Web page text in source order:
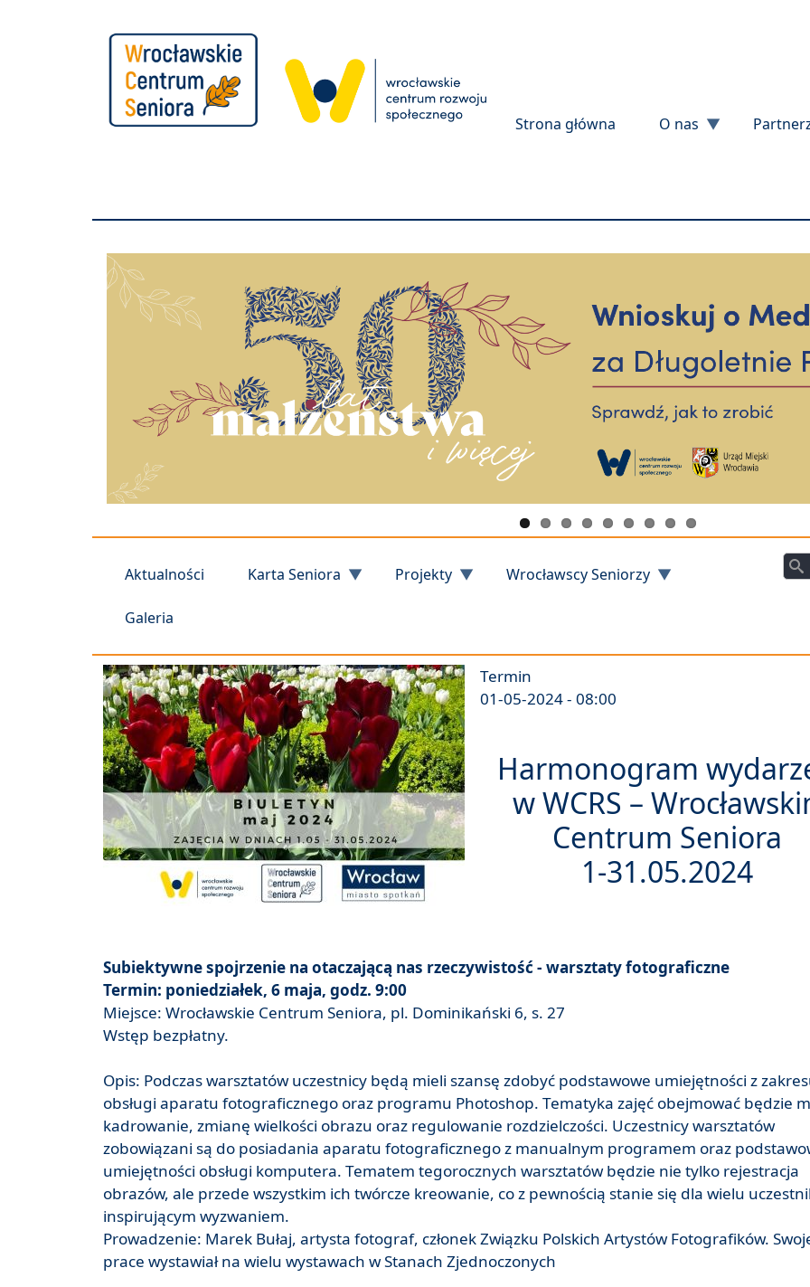
Strona główna O nas
Aktualności Karta Seniora Projekty Wrocławscy Seniorzy
Galeria
Termin
01-05-2024 - 08:00
Harmonogram
w WCRS –
Centrum Seniora
1-31.05.2024
Subiektywne spojrzenie na otaczającą nas rzeczywistość - warsztaty fotograficzne
Termin: poniedziałek, 6 maja, godz. 9:00
Miejsce: Wrocławskie Centrum Seniora, pl. Dominikański 6, s. 27
Wstęp bezpłatny.
Opis: Podczas warsztatów uczestnicy będą mieli szansę zdobyć podstawowe umiejętności z
obsługi aparatu fotograficznego oraz programu Photoshop. Tematyka zajęć obejmować będzie
kadrowanie, zmianę wielkości obrazu oraz regulowanie rozdzielczości. Uczestnicy warsztatów
zobowiązani są do posiadania aparatu fotograficznego z manualnym programem oraz
umiejętności obsługi komputera. Tematem tegorocznych warsztatów będzie nie tylko rejestracja
obrazów, ale przede wszystkim ich twórcze kreowanie, co z pewnością stanie się dla wielu
inspirującym wyzwaniem.
Prowadzenie: Marek Bułaj, artysta fotograf, członek Związku Polskich Artystów Fotografików.
prace wystawiał na wielu wystawach w Stanach Zjednoczonych